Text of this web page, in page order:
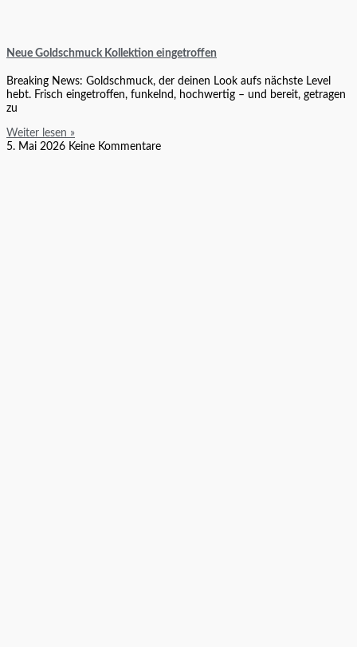
Neue Goldschmuck Kollektion eingetroffen
Breaking News: Goldschmuck, der deinen Look aufs nächste Level
hebt. Frisch eingetroffen, funkelnd, hochwertig – und bereit, getragen
zu
Weiter lesen »
5. Mai 2026 Keine Kommentare